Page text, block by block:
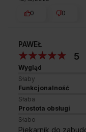
0
0
PAWEŁ
5
Wygląd
Słaby
Funkcjonalność
Słaba
Prostota obsługi
Słabo
Piekarnik do